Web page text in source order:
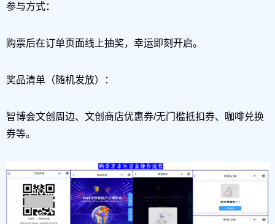
参与方式：
购票后在订单页面线上抽奖，幸运即刻开启。
奖品清单（随机发放）：
智博会文创周边、文创商店优惠券/无门槛抵扣券、咖啡兑换
券等。